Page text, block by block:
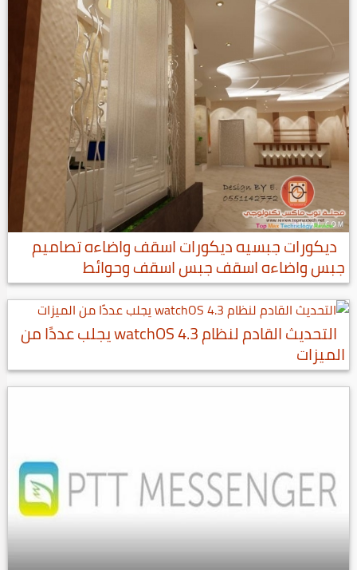
ديكورات جبسيه ديكورات اسقف واضاءه تصاميم
جبس واضاءه اسقف جبس اسقف وحوائط
التحديث القادم لنظام watchOS 4.3 يجلب عددًا من
الميزات